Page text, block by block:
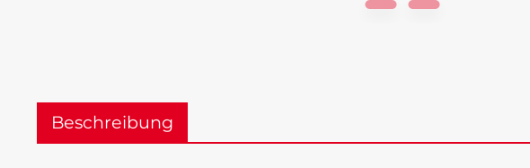
Beschreibung